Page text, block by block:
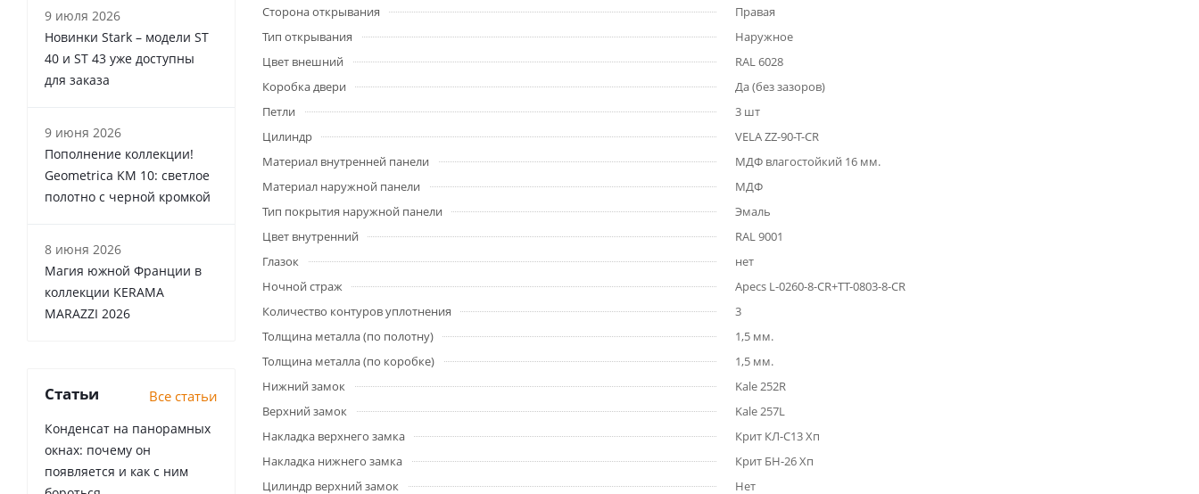
Сторона открывания
Правая
Тип открывания
Наружное
Цвет внешний
RAL 6028
Коробка двери
Да (без зазоров)
Петли
3 шт
Цилиндр
VELA ZZ-90-T-CR
Материал внутренней панели
МДФ влагостойкий 16 мм.
Материал наружной панели
МДФ
Тип покрытия наружной панели
Эмаль
Цвет внутренний
RAL 9001
Глазок
нет
Ночной страж
Apecs L-0260-8-CR+TT-0803-8-CR
Количество контуров уплотнения
3
Толщина металла (по полотну)
1,5 мм.
Толщина металла (по коробке)
1,5 мм.
Нижний замок
Kale 252R
Верхний замок
Kale 257L
Накладка верхнего замка
Крит КЛ-С13 Хп
Накладка нижнего замка
Крит БН-26 Хп
Цилиндр верхний замок
Нет
9 июля 2026
Новинки Stark – модели ST
40 и ST 43 уже доступны
для заказа
9 июня 2026
Пополнение коллекции!
Geometrica KM 10: светлое
полотно с черной кромкой
8 июня 2026
Магия южной Франции в
коллекции KERAMA
MARAZZI 2026
Статьи Все статьи
Конденсат на панорамных
окнах: почему он
появляется и как с ним